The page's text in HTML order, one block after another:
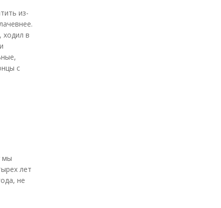
из-
ходил в
с
мы
лет
не